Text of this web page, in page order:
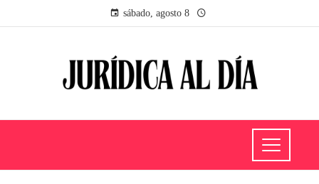
sábado, agosto 8